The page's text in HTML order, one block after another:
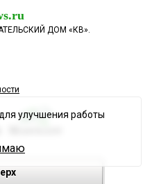
ДОМ «КВ».
улучшения работы